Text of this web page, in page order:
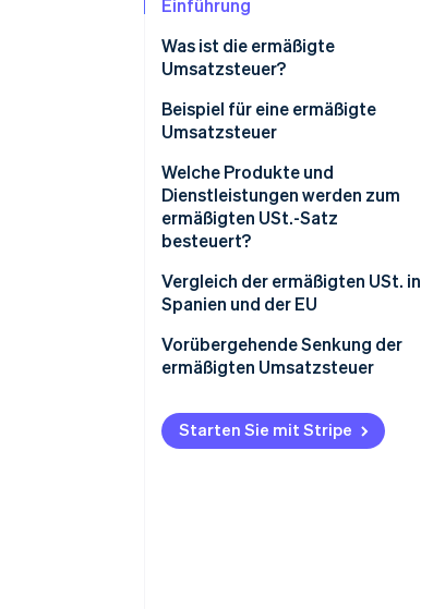
Einführung
Was ist die ermäßigte
Umsatzsteuer?
Beispiel für eine ermäßigte
Umsatzsteuer
Welche Produkte und
Dienstleistungen werden zum
ermäßigten USt.-Satz
besteuert?
Vergleich der ermäßigten USt. in
Spanien und der EU
Vorübergehende Senkung der
ermäßigten Umsatzsteuer
Starten Sie mit Stripe